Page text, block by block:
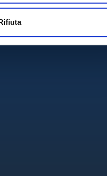
quali potrebbero combinarle
loro o che hanno raccolto